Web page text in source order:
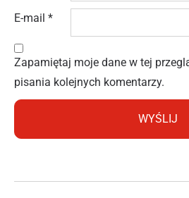
E-mail *
Zapamiętaj moje dane w tej
pisania kolejnych komentarzy.